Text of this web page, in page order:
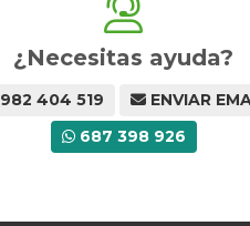
¿Necesitas ayuda?
982 404 519
ENVIAR
687 398 926